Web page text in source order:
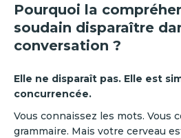
Pourquoi la
soudain disparaître
conversation ?
Elle ne disparaît pas. Elle est
concurrencée.
Vous connaissez les mots. Vous
grammaire. Mais votre cerveau